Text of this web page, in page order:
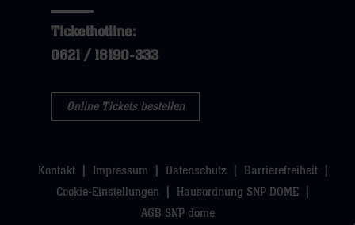
Tickethotline:
0621 / 18190-333
Online Tickets bestellen
Kontakt Impressum Datenschutz
Barrierefreiheit
Cookie-Einstellungen
Hausordnung SNP DOME
AGB SNP dome